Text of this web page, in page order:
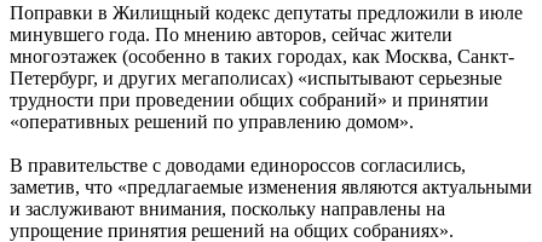
Поправки в Жилищный кодекс депутаты предложили в июле
минувшего года. По мнению авторов, сейчас жители
многоэтажек (особенно в таких городах, как Москва, Санкт-
Петербург, и других мегаполисах) «испытывают серьезные
трудности при проведении общих собраний» и принятии
«оперативных решений по управлению домом».
В правительстве с доводами единороссов согласились,
заметив, что «предлагаемые изменения являются актуальными
и заслуживают внимания, поскольку направлены на
упрощение принятия решений на общих собраниях».